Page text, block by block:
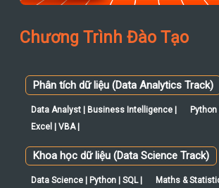
Chương Trình Đào Tạo
Phân tích dữ liệu (Data Analytics Track)
Data Analyst | Business Intelligence |
Python
Excel | VBA |
Khoa học dữ liệu (Data Science Track)
Data Science | Python | SQL | Maths &